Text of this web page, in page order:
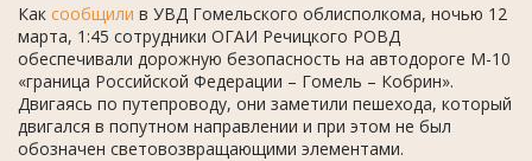
Как сообщили в УВД Гомельского облисполкома, ночью 12
марта, 1:45 сотрудники ОГАИ Речицкого РОВД
обеспечивали дорожную безопасность на автодороге М-10
«граница Российской Федерации – Гомель – Кобрин».
Двигаясь по путепроводу, они заметили пешехода, который
двигался в попутном направлении и при этом не был
обозначен световозвращающими элементами.